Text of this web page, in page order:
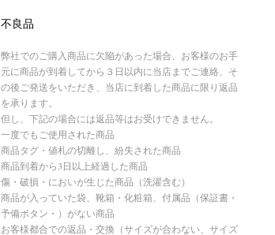
不良品
弊社でのご購入商品に欠陥があった場合、お客様のお手
元に商品が到着してから３日以内に当店までご連絡、そ
の後ご発送をいただき、当店に到着した商品に限り返品
を承ります。
但し、下記の場合には返品等はお受けできません。
一度でもご使用された商品
商品タグ・値札の切離し、紛失された商品
商品到着から3日以上経過した商品
傷・破損・においが生じた商品（洗濯含む）
商品が入っていた袋、靴箱・化粧箱、付属品（保証書・
予備ボタン・）がない商品
お客様都合での返品・交換（サイズが合わない、サイズ